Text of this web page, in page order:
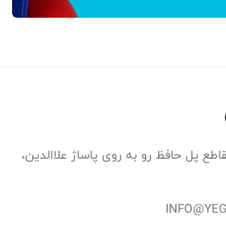
پل حافظ رو به روی پاساژ علاالدین،